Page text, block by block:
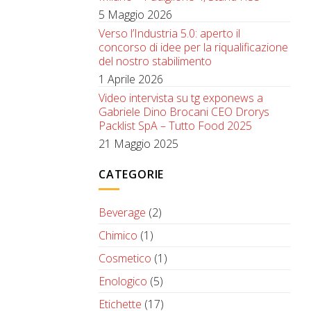
5 Maggio 2026
Verso l’Industria 5.0: aperto il
concorso di idee per la riqualificazione
del nostro stabilimento
1 Aprile 2026
Video intervista su tg exponews a
Gabriele Dino Brocani CEO Drorys
Packlist SpA – Tutto Food 2025
21 Maggio 2025
CATEGORIE
Beverage (2)
Chimico (1)
Cosmetico (1)
Enologico (5)
Etichette (17)